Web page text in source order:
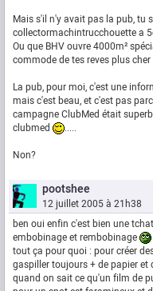
Mais s'il n'y avait pas la pub, tu
collectormachintrucchouette a
Ou que BHV ouvre 4000m²
commode de tes reves plus
La pub, pour moi, c'est une
mais c'est beau, et c'est pas
campagne ClubMed était
clubmed
.....
Non?
pootshee
12 juillet 2005 à 21h38
ben oui enfin c'est bien une
embobinage et rembobinage
tout ça pour quoi : pour créer
gaspiller toujours + de papier et
quand on sait ce qu'un film de